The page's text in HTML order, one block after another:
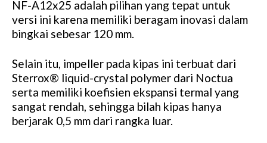
NF-A12x25 adalah pilihan yang tepat untuk
versi ini karena memiliki beragam inovasi dalam
bingkai sebesar 120 mm.
Selain itu, impeller pada kipas ini terbuat dari
Sterrox® liquid-crystal polymer dari Noctua
serta memiliki koefisien ekspansi termal yang
sangat rendah, sehingga bilah kipas hanya
berjarak 0,5 mm dari rangka luar.